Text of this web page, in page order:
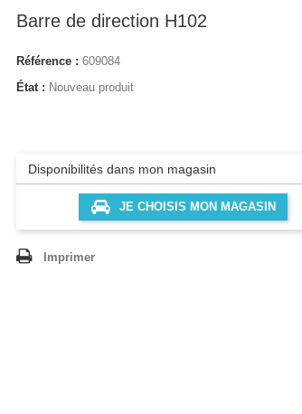
Barre de direction H102
Référence : 609084
État : Nouveau produit
Disponibilités dans mon magasin
JE CHOISIS MON MAGASIN
Imprimer